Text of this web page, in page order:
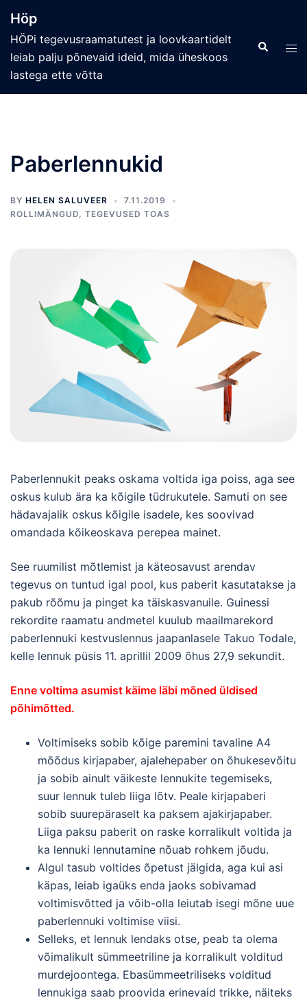
content
Höp
HÖPi tegevusraamatutest ja loovkaartidelt
leiab palju põnevaid ideid, mida üheskoos
lastega ette võtta
Search
Paberlennukid
BY HELEN SALUVEER
7.11.2019
ROLLIMÄNGUD, TEGEVUSED TOAS
Paberlennukit peaks oskama voltida iga poiss, aga see
oskus kulub ära ka kõigile tüdrukutele. Samuti on see
hädavajalik oskus kõigile isadele, kes soovivad
omandada kõikeoskava perepea mainet.
See ruumilist mõtlemist ja käteosavust arendav
tegevus on tuntud igal pool, kus paberit kasutatakse ja
pakub rõõmu ja pinget ka täiskasvanuile. Guinessi
rekordite raamatu andmetel kuulub maailmarekord
paberlennuki kestvuslennus jaapanlasele Takuo Todale,
kelle lennuk püsis 11. aprillil 2009 õhus 27,9 sekundit.
Enne voltima asumist käime läbi mõned üldised
põhimõtted.
Voltimiseks sobib kõige paremini tavaline A4
mõõdus kirjapaber, ajalehepaber on õhukesevõitu
ja sobib ainult väikeste lennukite tegemiseks,
suur lennuk tuleb liiga lõtv. Peale kirjapaberi
sobib suurepäraselt ka paksem ajakirjapaber.
Liiga paksu paberit on raske korralikult voltida ja
ka lennuki lennutamine nõuab rohkem jõudu.
Algul tasub voltides õpetust jälgida, aga kui asi
käpas, leiab igaüks enda jaoks sobivamad
voltimisvõtted ja võib-olla leiutab isegi mõne uue
paberlennuki voltimise viisi.
Selleks, et lennuk lendaks otse, peab ta olema
võimalikult sümmeetriline ja korralikult volditud
murdejoontega. Ebasümmeetriliseks volditud
lennukiga saab proovida erinevaid trikke, näiteks